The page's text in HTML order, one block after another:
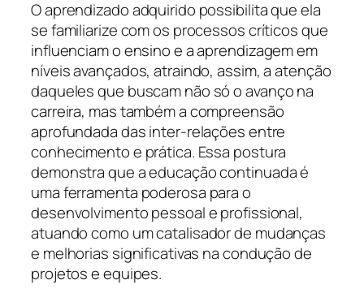
O aprendizado adquirido possibilita que ela
se familiarize com os processos críticos que
influenciam o ensino e a aprendizagem em
níveis avançados, atraindo, assim, a atenção
daqueles que buscam não só o avanço na
carreira, mas também a compreensão
aprofundada das inter-relações entre
conhecimento e prática. Essa postura
demonstra que a educação continuada é
uma ferramenta poderosa para o
desenvolvimento pessoal e profissional,
atuando como um catalisador de mudanças
e melhorias significativas na condução de
projetos e equipes.